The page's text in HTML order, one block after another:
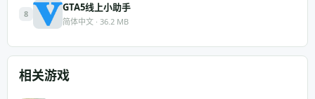
8
GTA5线上小助手
简体中文 · 36.2 MB
相关游戏